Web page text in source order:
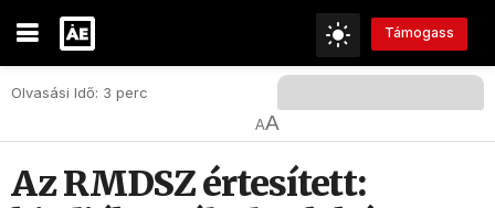
Támogass
Olvasási Idő: 3 perc
AA
Az RMDSZ értesített: